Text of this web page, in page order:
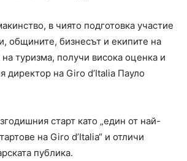
в чиято подготовка участие
общините, бизнесът и екипите на
туризма, получи висока оценка и
директор на Giro d’Italia Пауло
старт като „един от най-
на Giro d’Italia“ и отличи
българската публика.